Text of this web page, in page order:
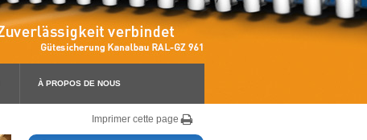
À PROPOS DE NOUS
Imprimer cette page